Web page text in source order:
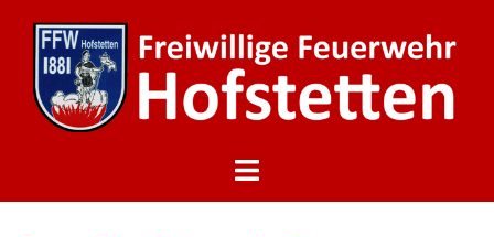
Inhalt
springen
Menü